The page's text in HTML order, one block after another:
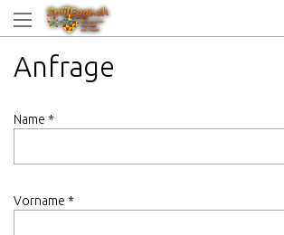
Anfrage
Name *
Vorname *